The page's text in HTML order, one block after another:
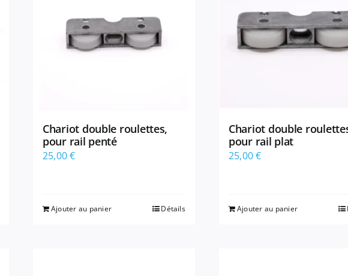
Chariot double roulettes,
pour rail penté
25,00€
Ajouter au panier Détails
Chariot double
pour rail plat
25,00€
Ajouter au panier